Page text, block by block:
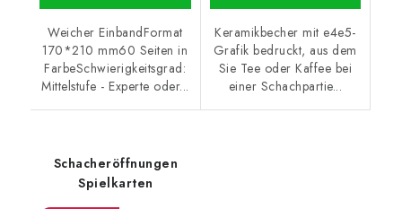
Weicher EinbandFormat
170*210 mm60 Seiten in
FarbeSchwierigkeitsgrad:
Mittelstufe - Experte oder...
Keramikbecher mit e4e5-
Grafik bedruckt, aus dem
Sie Tee oder Kaffee bei
einer Schachpartie...
Schacheröffnungen
Spielkarten